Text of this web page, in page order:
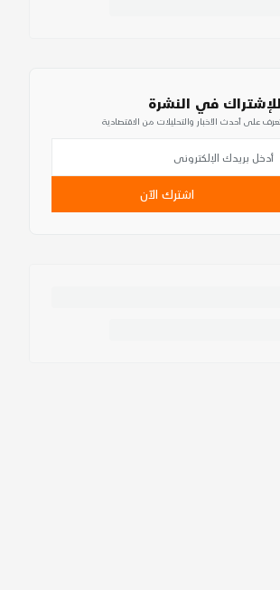
للإشتراك في النشرة
على أحدث الأخبار والتحليلات من الاقتصادية
اشترك الآن